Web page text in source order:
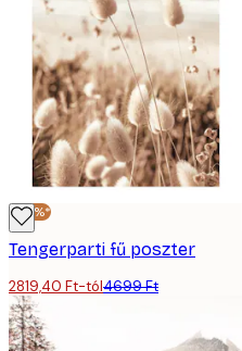
-40%*
Tengerparti fű poszter
2819,40 Ft-tól4699 Ft